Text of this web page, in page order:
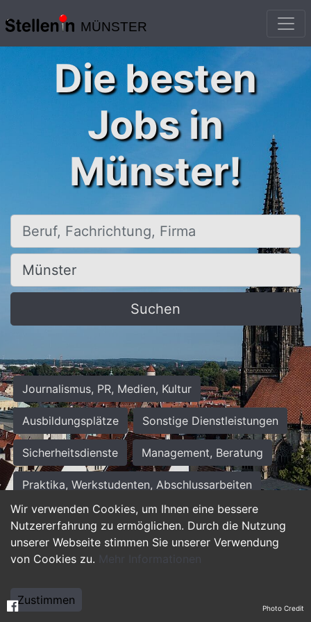
MÜNSTER
Wir verwenden Cookies, um Ihnen eine bessere
Nutzererfahrung zu ermöglichen. Durch die Nutzung
unserer Webseite stimmen Sie unserer Verwendung
von Cookies zu. Mehr Informationen
Zustimmen
Die besten
Jobs in
Münster!
Beruf, Fachrichtung, Firma
Ort, Stadt
Suchen
Journalismus, PR, Medien, Kultur
Ausbildungsplätze Sonstige Dienstleistungen
Sicherheitsdienste Management, Beratung
Praktika, Werkstudenten, Abschlussarbeiten
Personalwesen Assistenz, Sekretariat
Hilfskräfte, Aushilfs- und Nebenjobs
Weiterbildung, Studium, duale Ausbildung Photo Credit